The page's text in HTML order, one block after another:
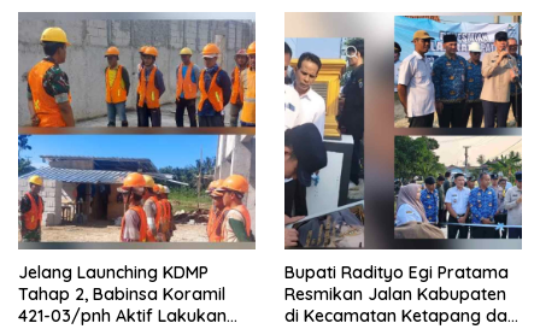
Jelang Launching KDMP
Tahap 2, Babinsa Koramil
421-03/pnh Aktif Lakukan
Bupati Radityo Egi Pratama
Resmikan Jalan Kabupaten
di Kecamatan Ketapang dan